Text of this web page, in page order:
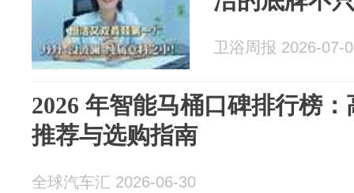
卫浴周报 2026-07-
2026 年智能马桶口碑排行榜
推荐与选购指南​
全球汽车汇 2026-06-30